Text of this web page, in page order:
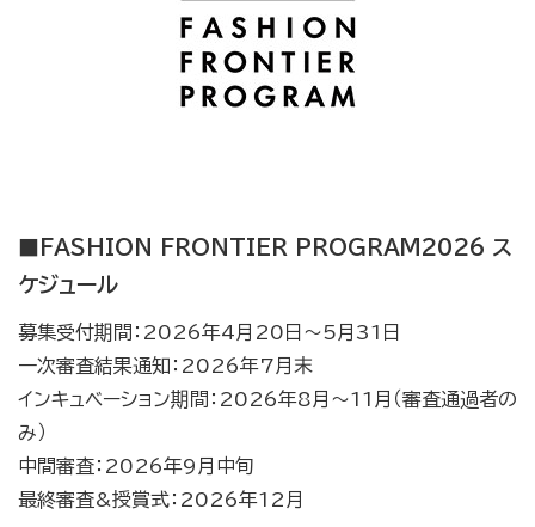
■FASHION FRONTIER PROGRAM2026 ス
ケジュール
募集受付期間：2026年4月20日～5月31日
一次審査結果通知：2026年7月末
インキュベーション期間：2026年8月～11月（審査通過者の
み）
中間審査：2026年9月中旬
最終審査&授賞式：2026年12月